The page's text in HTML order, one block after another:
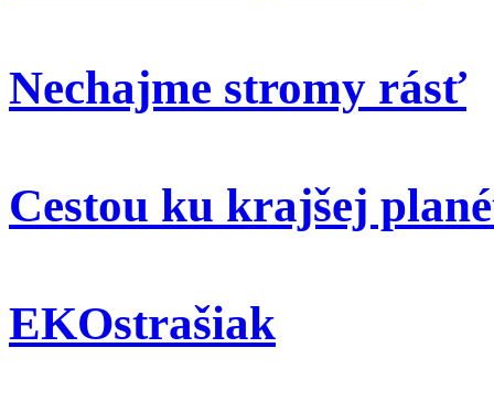
Nechajme stromy rásť
Cestou ku krajšej
EKOstrašiak